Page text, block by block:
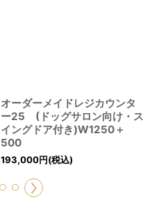
オーダーメイドレジカウンタ
ー25 (ドッグサロン向け・ス
イングドア付き)W1250＋
500
193,000円(税込)